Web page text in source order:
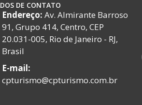
DE CONTATO
Endereço: Av. Almirante Barroso
91, Grupo 414, Centro, CEP
20.031-005, Rio de Janeiro - RJ,
Brasil
E-mail:
cpturismo@cpturismo.com.br